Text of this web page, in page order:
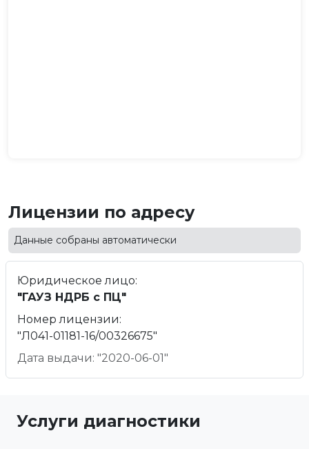
Лицензии по адресу
Данные собраны автоматически
Юридическое лицо:
"ГАУЗ НДРБ с ПЦ"
Номер лицензии:
"Л041-01181-16/00326675"
Дата выдачи: "2020-06-01"
Услуги диагностики